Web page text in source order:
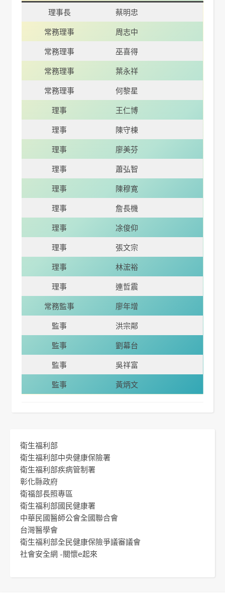
理事長
蔡明忠
常務理事
周志中
常務理事
巫喜得
常務理事
葉永祥
常務理事
何黎星
理事
王仁博
理事
陳守棟
理事
廖美芬
理事
蕭弘智
理事
陳穆寛
理事
詹長機
理事
凃俊仰
理事
張文宗
理事
林浤裕
理事
連哲震
常務監事
廖年增
監事
洪宗鄰
監事
劉幕台
監事
吳祥富
監事
黃炳文
衛生福利部
衛生福利部中央健康保險署
衛生福利部疾病管制署
彰化縣政府
衛福部長照專區
衛生福利部國民健康署
中華民國醫師公會全國聯合會
台灣醫學會
衛生福利部全民健康保險爭議審議會
社會安全網 -關懷e起來